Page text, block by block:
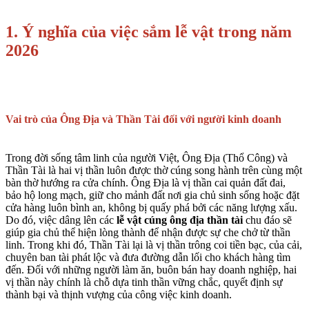
1. Ý nghĩa của việc sắm lễ vật trong năm
2026
Vai trò của Ông Địa và Thần Tài đối với người kinh doanh
Trong đời sống tâm linh của người Việt, Ông Địa (Thổ Công) và
Thần Tài là hai vị thần luôn được thờ cúng song hành trên cùng một
bàn thờ hướng ra cửa chính. Ông Địa là vị thần cai quản đất đai,
bảo hộ long mạch, giữ cho mảnh đất nơi gia chủ sinh sống hoặc đặt
cửa hàng luôn bình an, không bị quấy phá bởi các năng lượng xấu.
Do đó, việc dâng lên các lễ vật cúng ông địa thần tài chu đáo sẽ
giúp gia chủ thể hiện lòng thành để nhận được sự che chở từ thần
linh. Trong khi đó, Thần Tài lại là vị thần trông coi tiền bạc, của cải,
chuyên ban tài phát lộc và đưa đường dẫn lối cho khách hàng tìm
đến. Đối với những người làm ăn, buôn bán hay doanh nghiệp, hai
vị thần này chính là chỗ dựa tinh thần vững chắc, quyết định sự
thành bại và thịnh vượng của công việc kinh doanh.